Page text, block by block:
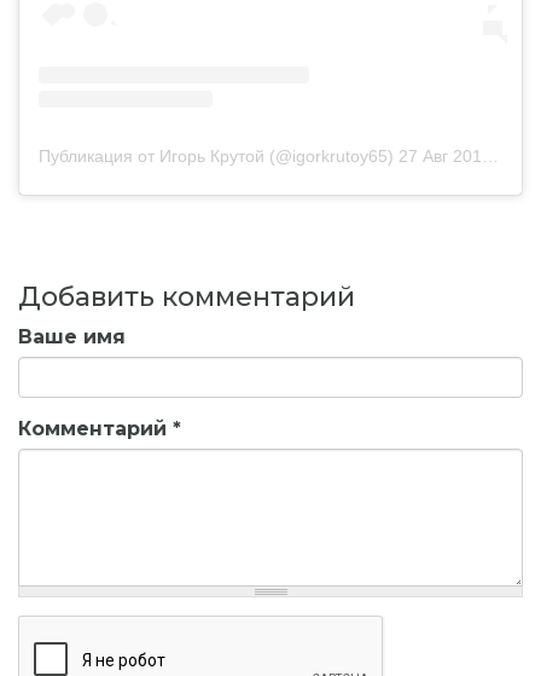
Публикация от Игорь Крутой (@igorkrutoy65) 27 Авг 2019 в 11:23 PDT
Добавить комментарий
Ваше имя
Комментарий *